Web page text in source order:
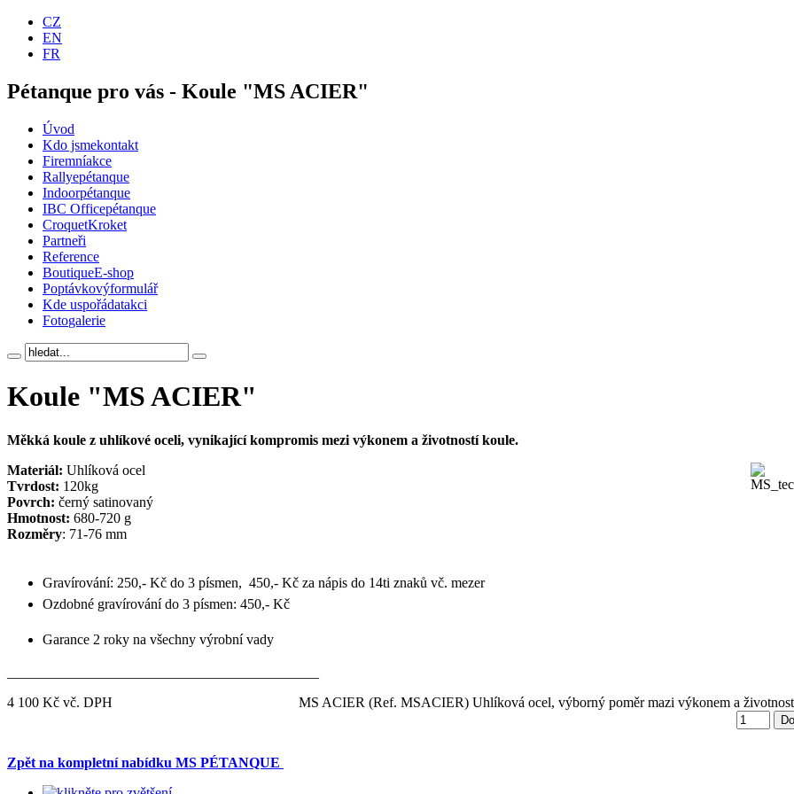
CZ
EN
FR
Pétanque pro vás - Koule "MS ACIER"
Úvod
Kdo jsmekontakt
Firemníakce
Rallyepétanque
Indoorpétanque
IBC Officepétanque
CroquetKroket
Partneři
Reference
BoutiqueE-shop
Poptávkovýformulář
Kde uspořádatakci
Fotogalerie
Koule "MS ACIER"
Měkká koule z uhlíkové oceli, vynikající kompromis mezi výkonem a životností koule.
Materiál: Uhlíková ocel
Tvrdost: 120kg
Povrch: černý satinovaný
Hmotnost: 680-720 g
Rozměry: 71-76 mm
Gravírování: 250,- Kč do 3 písmen, 450,- Kč za nápis do 14ti znaků vč. mezer
Ozdobné gravírování do 3 písmen: 450,- Kč
Garance 2 roky na všechny výrobní vady
MS ACIER (Ref. MSACIER) Uhlíková ocel, výborný poměr mazi výkonem a
4 100 Kč vč. DPH
Zpět na kompletní nabídku MS PÉTANQUE